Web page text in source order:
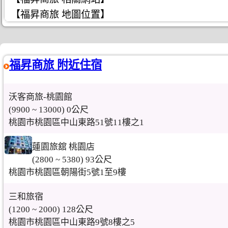
【福昇商旅 地圖位置】
福昇商旅 附近住宿
沃客商旅-桃園館
(9900 ~ 13000) 0公尺
桃園市桃園區中山東路51號11樓之1
蓮園旅舘 桃園店
(2800 ~ 5380) 93公尺
桃園市桃園區朝陽街5號1至9樓
三和旅宿
(1200 ~ 2000) 128公尺
桃園市桃園區中山東路9號8樓之5